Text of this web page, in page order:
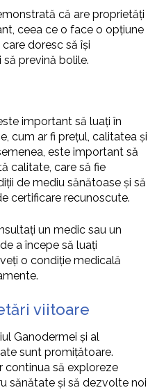
că are proprietăți
ceea ce o face o opțiune
doresc să își
prevină bolile.
important să luați în
cum ar fi prețul, calitatea și
este important să
calitate, care să fie
de mediu sănătoase și să
certificare recunoscute.
un medic sau un
a începe să luați
o condiție medicală
viitoare
Ganodermei și al
sunt promițătoare.
continua să exploreze
sănătate și să dezvolte noi